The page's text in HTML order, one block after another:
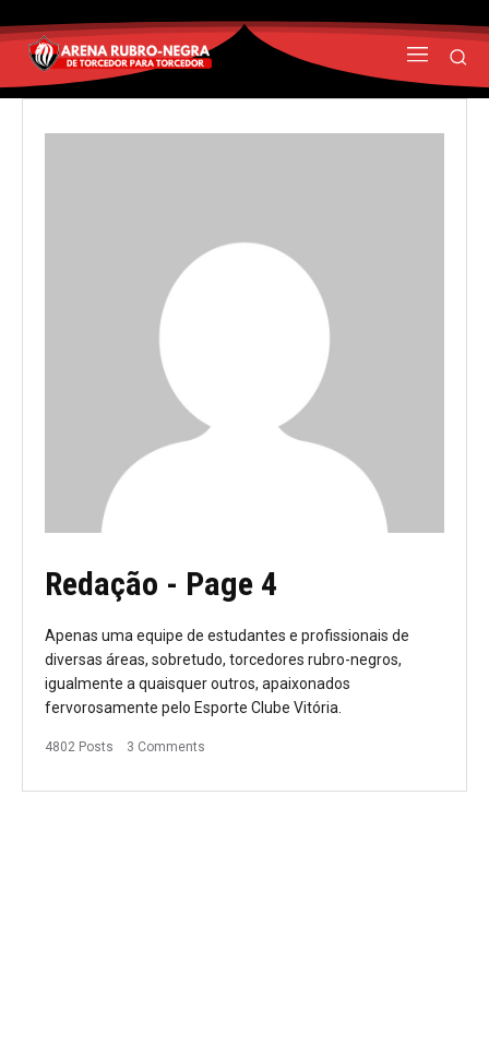
Redação - Page 4
Apenas uma equipe de estudantes e profissionais de
diversas áreas, sobretudo, torcedores rubro-negros,
igualmente a quaisquer outros, apaixonados
fervorosamente pelo Esporte Clube Vitória.
4802 Posts 3 Comments